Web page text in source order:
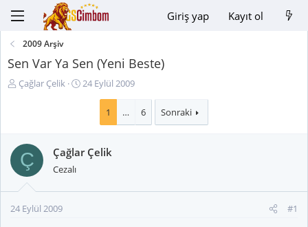
Giriş yap Kayıt ol
2009 Arşiv
Sen Var Ya Sen (Yeni Beste)
K
u
B
a
l
Çağlar Çelik
B
n
ç
24 Eylül 2009
1 … 6 Sonraki
Ç Çağlar Çelik
Cezalı
24 Eylül 2009 #1